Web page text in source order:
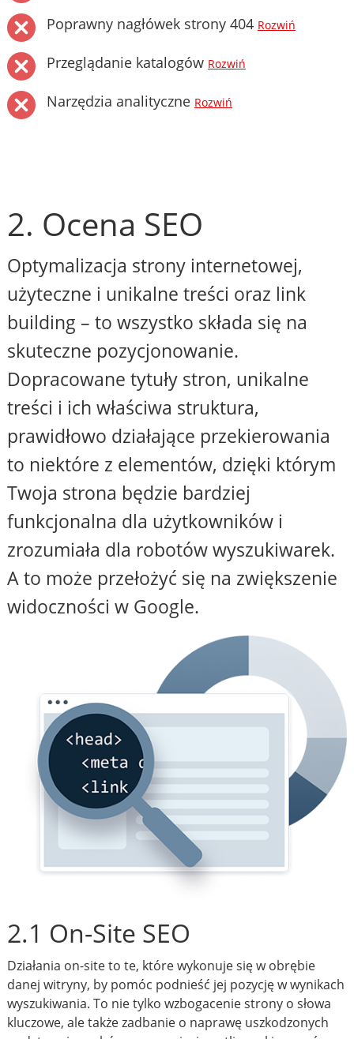
Poprawny nagłówek strony 404 Rozwiń
Przeglądanie katalogów Rozwiń
Narzędzia analityczne Rozwiń
2. Ocena SEO
Optymalizacja strony internetowej,
użyteczne i unikalne treści oraz link
building – to wszystko składa się na
skuteczne pozycjonowanie.
Dopracowane tytuły stron, unikalne
treści i ich właściwa struktura,
prawidłowo działające przekierowania
to niektóre z elementów, dzięki którym
Twoja strona będzie bardziej
funkcjonalna dla użytkowników i
zrozumiała dla robotów wyszukiwarek.
A to może przełożyć się na zwiększenie
widoczności w Google.
2.1 On-Site SEO
Działania on-site to te, które wykonuje się w obrębie
danej witryny, by pomóc podnieść jej pozycję w wynikach
wyszukiwania. To nie tylko wzbogacenie strony o słowa
kluczowe, ale także zadbanie o naprawę uszkodzonych